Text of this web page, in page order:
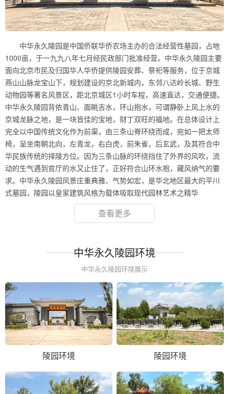
中华永久陵园是中国侨联华侨农场主办的合法经营性墓园，占地
1000亩，于一九九八年七月经民政部门批准经营。中华永久陵园主要
面向北京市民及归国华人华侨提供陵园安葬、祭祀等服务，位于京城
燕山山脉龙宝山下，规划建设的京北新城内，东邻八达岭长城、野生
动物园等著名风景区，距北京城区1小时车程，高速直达，交通便捷。
中华永久陵园背依青山、面眺吉水，环山抱水，可谓静卧上风上水的
京城龙脉之地，是一块皆佳的宝地，财丁双旺的福地。在总体设计上
完全以中国传统文化作为前渠，由三条山脊环绕而成，宛如一把太师
椅，呈坐南朝北向，左青龙，右白虎，前朱雀，后玄武，及其符合中
华民族传统的择陵方位。因为三条山脉的环绕挡住了外界的风吹，流
动的生气遇到官厅的水又止住了，正好符合山环水抱，藏风纳气的要
求。中华永久陵园风景庄重典雅、气势如宏，是华北地区最大的平川
式墓园，陵园以皇家建筑风格为载体吸取现代园林艺术之精华
查看更多
中华永久陵园环境
中华永久陵园环境展示
陵园环境 陵园环境